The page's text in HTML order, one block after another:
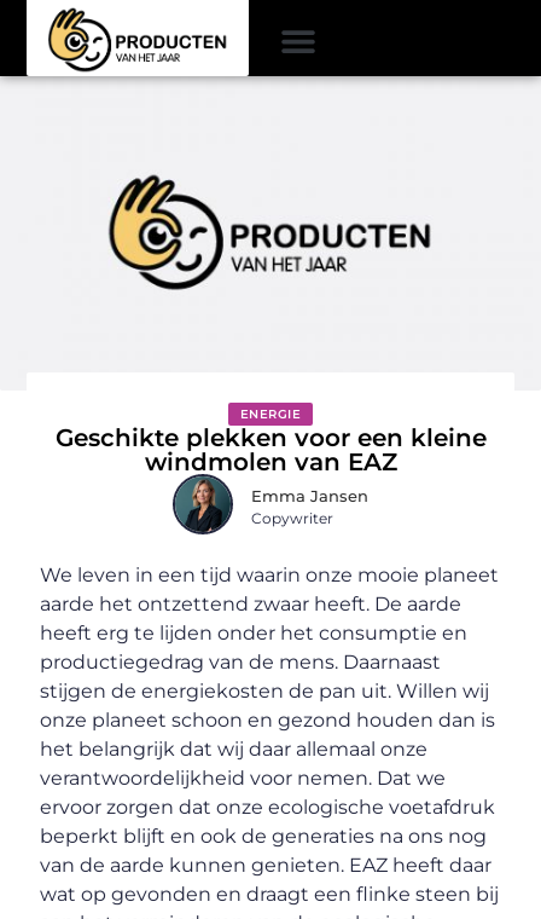
ENERGIE
Geschikte plekken voor een kleine
windmolen van EAZ
Emma Jansen
Copywriter
We leven in een tijd waarin onze mooie planeet
aarde het ontzettend zwaar heeft. De aarde
heeft erg te lijden onder het consumptie en
productiegedrag van de mens. Daarnaast
stijgen de energiekosten de pan uit. Willen wij
onze planeet schoon en gezond houden dan is
het belangrijk dat wij daar allemaal onze
verantwoordelijkheid voor nemen. Dat we
ervoor zorgen dat onze ecologische voetafdruk
beperkt blijft en ook de generaties na ons nog
van de aarde kunnen genieten. EAZ heeft daar
wat op gevonden en draagt een flinke steen bij